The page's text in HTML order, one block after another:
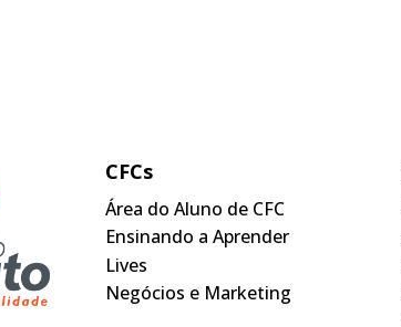
CFCs
Área do Aluno de CFC
Ensinando a Aprender
Lives
Negócios e Marketing